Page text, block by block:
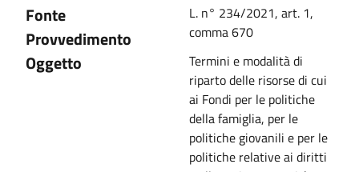
Fonte
Provvedimento
L. n° 234/2021, art. 1,
comma 670
Oggetto
Termini e modalità di
riparto delle risorse di cui
ai Fondi per le politiche
della famiglia, per le
politiche giovanili e per le
politiche relative ai diritti